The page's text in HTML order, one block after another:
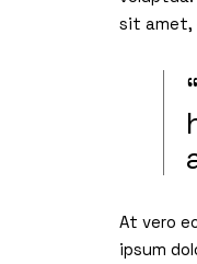
sit amet,
At vero
ipsum